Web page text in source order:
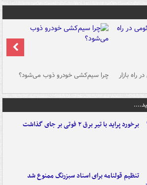
راه بازار چرا سیم‌کشی خودرو ذوب می‌شود؟
برخورد پراید با تیر برق ۲ فوتی بر جای گذاشت
تنظیم قولنامه برای اسناد سبزرنگ ممنوع شد